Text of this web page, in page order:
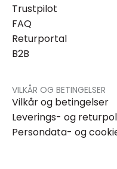
Trustpilot
FAQ
Returportal
B2B
VILKÅR OG BETINGELSER
Vilkår og betingelser
Leverings- og
Persondata- og